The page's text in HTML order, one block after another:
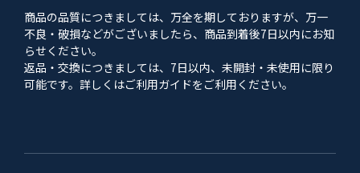
商品の品質につきましては、万全を期しておりますが、万一
不良・破損などがございましたら、商品到着後7日以内にお知
らせください。
返品・交換につきましては、7日以内、未開封・未使用に限り
可能です。詳しくはご利用ガイドをご利用ください。